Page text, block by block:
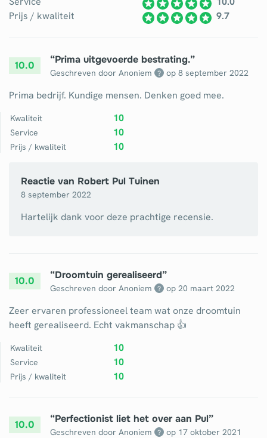
Prijs / kwaliteit
9.7
10.0 “Prima uitgevoerde bestrating.”
Geschreven door Anoniem ? op 8 september 2022
Prima bedrijf. Kundige mensen. Denken goed mee.
Kwaliteit 10
Service 10
Prijs / kwaliteit 10
Reactie van Robert Pul Tuinen
8 september 2022
Hartelijk dank voor deze prachtige recensie.
10.0 “Droomtuin gerealiseerd”
Geschreven door Anoniem ? op 20 maart 2022
Zeer ervaren professioneel team wat onze droomtuin
heeft gerealiseerd. Echt vakmanschap 👍
Kwaliteit 10
Service 10
Prijs / kwaliteit 10
10.0 “Perfectionist liet het over aan Pul”
Geschreven door Anoniem ? op 17 oktober 2021